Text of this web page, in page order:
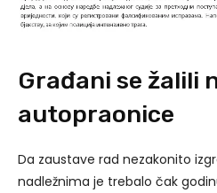
Građani se žalili
autopraonice
Da zaustave rad nezakonito
nadležnima je trebalo čak